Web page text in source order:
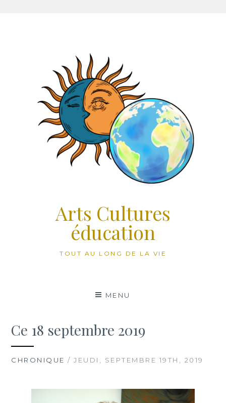
Arts Cultures
éducation
TOUT AU LONG DE LA VIE
MENU
Ce 18 septembre 2019
CHRONIQUE / JEUDI, SEPTEMBRE 19TH, 2019